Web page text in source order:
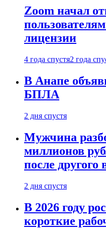
Zoom начал
лицензии
4 года спустя2 года
В Анапе
БПЛА
2 дня спустя
Мужчина
миллионов
после
2 дня спустя
В 2026 году
короткие